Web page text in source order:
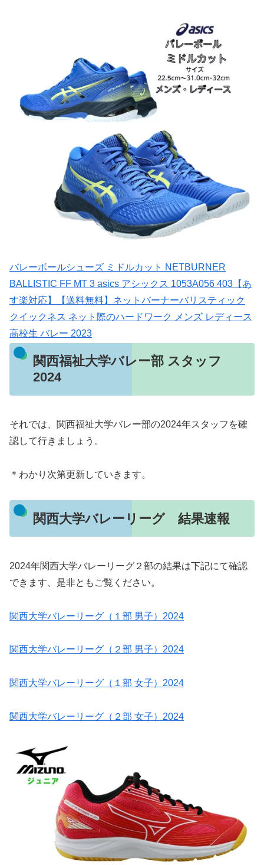
バレーボールシューズ ミドルカット NETBURNER
BALLISTIC FF MT 3 asics アシックス 1053A056 403【あ
す楽対応】【送料無料】ネットバーナーバリスティック
クイックネス ネット際のハードワーク メンズ レディース
高校生 バレー 2023
関西福祉大学バレー部 スタッフ
2024
それでは、関西福祉大学バレー部の2024年スタッフを確
認して行きましょう。
＊わかり次第更新していきます。
関西大学バレーリーグ 結果速報
2024年関西大学バレーリーグ２部の結果は下記にて確認
できます、是非ともご覧ください。
関西大学バレーリーグ（１部 男子）2024
関西大学バレーリーグ（２部 男子）2024
関西大学バレーリーグ（１部 女子）2024
関西大学バレーリーグ（２部 女子）2024